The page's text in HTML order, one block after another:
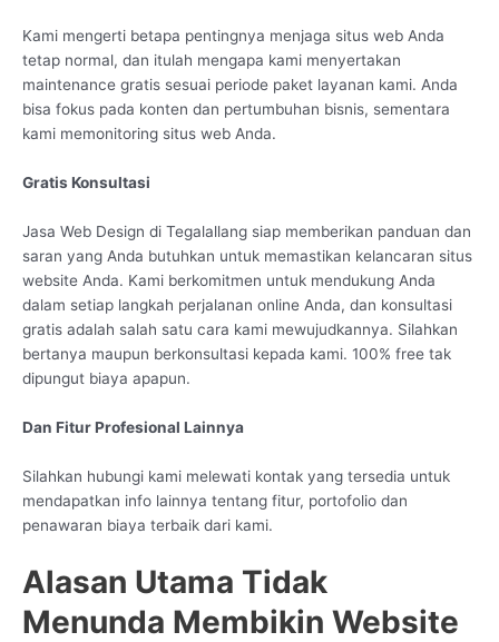
Kami mengerti betapa pentingnya menjaga situs web Anda
tetap normal, dan itulah mengapa kami menyertakan
maintenance gratis sesuai periode paket layanan kami. Anda
bisa fokus pada konten dan pertumbuhan bisnis, sementara
kami memonitoring situs web Anda.
Gratis Konsultasi
Jasa Web Design di Tegalallang siap memberikan panduan dan
saran yang Anda butuhkan untuk memastikan kelancaran situs
website Anda. Kami berkomitmen untuk mendukung Anda
dalam setiap langkah perjalanan online Anda, dan konsultasi
gratis adalah salah satu cara kami mewujudkannya. Silahkan
bertanya maupun berkonsultasi kepada kami. 100% free tak
dipungut biaya apapun.
Dan Fitur Profesional Lainnya
Silahkan hubungi kami melewati kontak yang tersedia untuk
mendapatkan info lainnya tentang fitur, portofolio dan
penawaran biaya terbaik dari kami.
Alasan Utama Tidak
Menunda Membikin Website